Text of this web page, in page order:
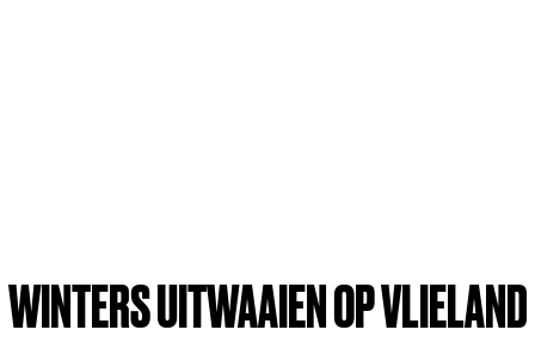
WINTERS UITWAAIEN OP VLIELAND